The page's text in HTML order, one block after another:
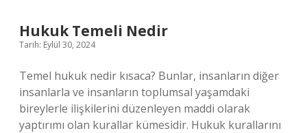
Hukuk Temeli Nedir
Tarih: Eylül 30, 2024
Temel hukuk nedir kısaca? Bunlar, insanların diğer
insanlarla ve insanların toplumsal yaşamdaki
bireylerle ilişkilerini düzenleyen maddi olarak
yaptırımı olan kurallar kümesidir. Hukuk kurallarını